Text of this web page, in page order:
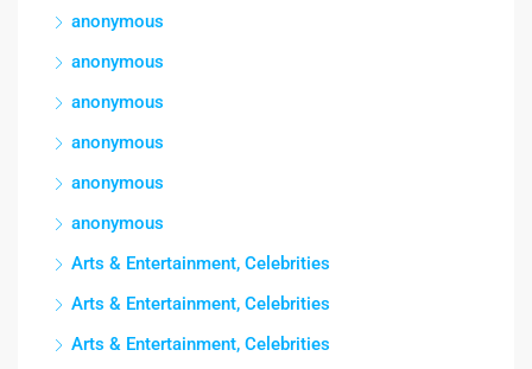
anonymous
anonymous
anonymous
anonymous
anonymous
anonymous
Arts & Entertainment, Celebrities
Arts & Entertainment, Celebrities
Arts & Entertainment, Celebrities